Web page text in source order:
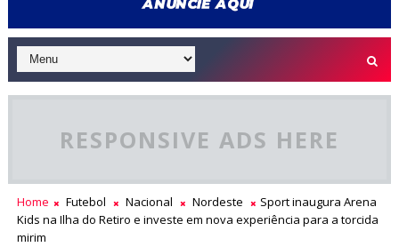
RESPONSIVE ADS HERE
Home Futebol Nacional Nordeste
Sport inaugura Arena
Kids na Ilha do Retiro e investe em nova experiência para a torcida
mirim